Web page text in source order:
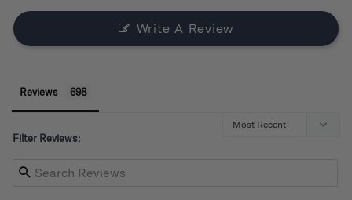
Write A Review
Reviews
Filter Reviews: